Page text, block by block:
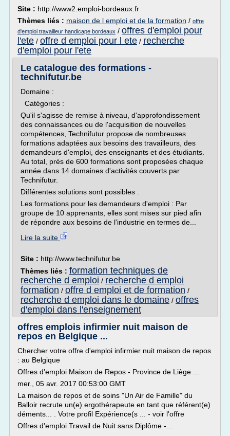
Site : http://www2.emploi-bordeaux.fr
Thèmes liés : maison de l emploi et de la formation / offre
d'emploi travailleur handicape bordeaux / offres d'emploi pour
l'ete / offre d emploi pour l ete / recherche
d'emploi pour l'ete
Le catalogue des formations -
technifutur.be
Domaine :
Catégories :
Qu'il s'agisse de remise à niveau, d'approfondissement
des connaissances ou de l'acquisition de nouvelles
compétences, Technifutur propose de nombreuses
formations adaptées aux besoins des travailleurs, des
demandeurs d'emploi, des enseignants et des étudiants.
Au total, près de 600 formations sont proposées chaque
année dans 14 domaines d'activités couverts par
Technifutur.
Différentes solutions sont possibles :
Les formations pour les demandeurs d'emploi : Par
groupe de 10 apprenants, elles sont mises sur pied afin
de répondre aux besoins de l'industrie en termes de...
Lire la suite
Site : http://www.technifutur.be
Thèmes liés : formation techniques de
recherche d emploi / recherche d emploi
formation / offre d emploi et de formation /
recherche d emploi dans le domaine / offres
d'emploi dans l'enseignement
offres emplois infirmier nuit maison de
repos en Belgique ...
Chercher votre offre d'emploi infirmier nuit maison de repos
: au Belgique
Offres d'emploi Maison de Repos - Province de Liège ...
mer., 05 avr. 2017 00:53:00 GMT
La maison de repos et de soins "Un Air de Famille" du
Balloir recrute un(e) ergothérapeute en tant que référent(e)
déments... . Votre profil Expérience(s ... - voir l'offre
Offres d'emploi Travail de Nuit sans Diplôme -...